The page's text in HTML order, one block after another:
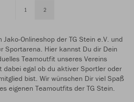
1 2
Jako-Onlineshop der TG Stein e.V. und
Sportarena. Hier kannst Du dir Dein
Teamoutfit unseres Vereins
dabei egal ob du aktiver Sportler oder
bist. Wir wünschen Dir viel Spaß
eigenen Teamoutfits der TG Stein.